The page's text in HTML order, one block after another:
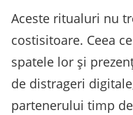
Aceste ritualuri nu
costisitoare. Ceea
spatele lor și
de distrageri
partenerului timp